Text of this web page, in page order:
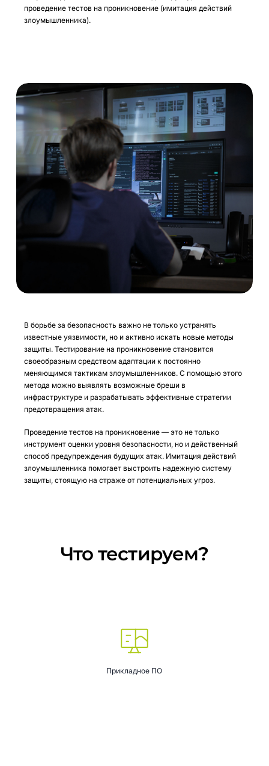
проведение тестов на проникновение (имитация действий
злоумышленника).
В борьбе за безопасность важно не только устранять
известные уязвимости, но и активно искать новые методы
защиты. Тестирование на проникновение становится
своеобразным средством адаптации к постоянно
меняющимся тактикам злоумышленников. С помощью этого
метода можно выявлять возможные бреши в
инфраструктуре и разрабатывать эффективные стратегии
предотвращения атак.
Проведение тестов на проникновение — это не только
инструмент оценки уровня безопасности, но и действенный
способ предупреждения будущих атак. Имитация действий
злоумышленника помогает выстроить надежную систему
защиты, стоящую на страже от потенциальных угроз.
Что тестируем?
Прикладное ПО